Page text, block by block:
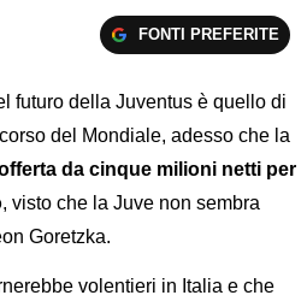
FONTI PREFERITE
futuro della Juventus è quello di
del Mondiale, adesso che la
da cinque milioni netti per
, visto che la Juve non sembra
Goretzka.
volentieri in Italia e che